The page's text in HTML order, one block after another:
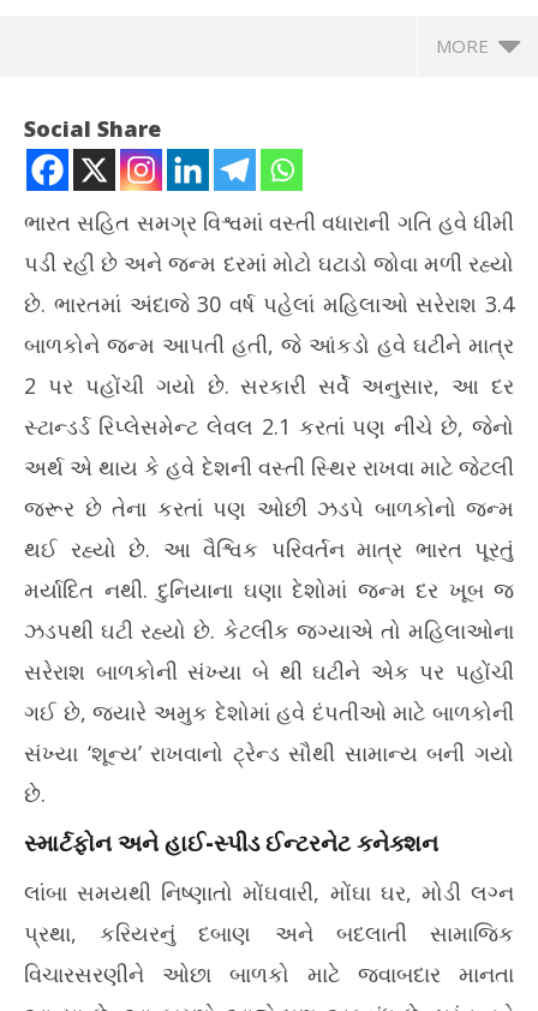
MORE
બદલાતો ટ્રેન્ડ: ભારતમાં પ્રજનન દર ઘટ્યો, શું સ્માર્ટફોન અને
સોશિયલ મીડિયાના કારણે યુવાનો નથી બની રહ્યા માતા-પિતા?
May
20,
2026
Social Share
ભારત સહિત સમગ્ર વિશ્વમાં વસ્તી વધારાની ગતિ હવે ધીમી
પડી રહી છે અને જન્મ દરમાં મોટો ઘટાડો જોવા મળી રહ્યો
છે. ભારતમાં અંદાજે 30 વર્ષ પહેલાં મહિલાઓ સરેરાશ 3.4
બાળકોને જન્મ આપતી હતી, જે આંકડો હવે ઘટીને માત્ર
2 પર પહોંચી ગયો છે. સરકારી સર્વે અનુસાર, આ દર
સ્ટાન્ડર્ડ રિપ્લેસમેન્ટ લેવલ 2.1 કરતાં પણ નીચે છે, જેનો
અર્થ એ થાય કે હવે દેશની વસ્તી સ્થિર રાખવા માટે જેટલી
જરૂર છે તેના કરતાં પણ ઓછી ઝડપે બાળકોનો જન્મ
થઈ રહ્યો છે. આ વૈશ્વિક પરિવર્તન માત્ર ભારત પૂરતું
મર્યાદિત નથી. દુનિયાના ઘણા દેશોમાં જન્મ દર ખૂબ જ
ઝડપથી ઘટી રહ્યો છે. કેટલીક જગ્યાએ તો મહિલાઓના
સરેરાશ બાળકોની સંખ્યા બે થી ઘટીને એક પર પહોંચી
ગઈ છે, જ્યારે અમુક દેશોમાં હવે દંપતીઓ માટે બાળકોની
સંખ્યા ‘શૂન્ય’ રાખવાનો ટ્રેન્ડ સૌથી સામાન્ય બની ગયો
છે.
સ્માર્ટફોન અને હાઈ-સ્પીડ ઈન્ટરનેટ કનેક્શન
લાંબા સમયથી નિષ્ણાતો મોંઘવારી, મોંઘા ઘર, મોડી લગ્ન
પ્રથા, કરિયરનું દબાણ અને બદલાતી સામાજિક
વિચારસરણીને ઓછા બાળકો માટે જવાબદાર માનતા